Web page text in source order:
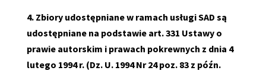
4. Zbiory udostępniane w ramach usługi SAD są
udostępniane na podstawie art. 331 Ustawy o
prawie autorskim i prawach pokrewnych z dnia 4
lutego 1994 r. (Dz. U. 1994 Nr 24 poz. 83 z późn.